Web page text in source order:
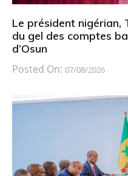
Le président nigérian,
du gel des comptes
d’Osun
Posted On: 07/08/2026